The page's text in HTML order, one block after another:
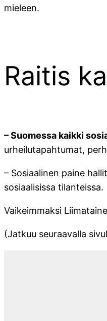
mieleen.
Raitis
– Suomessa kaikki
urheilutapahtumat,
– Sosiaalinen paine
sosiaalisissa tilanteissa.
Vaikeimmaksi
(Jatkuu seuraavalla